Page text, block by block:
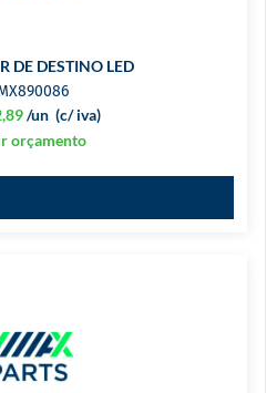
DE DESTINO LED
(c/ iva)
/un
orçamento